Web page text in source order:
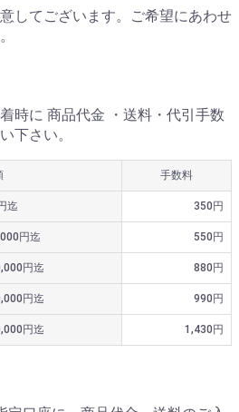
してございます。ご希望にあわせ
時に 商品代金 ・送料・代引手数
下さい。
手数料
迄 350円
円迄 550円
円迄 880円
円迄 990円
円迄 1,430円